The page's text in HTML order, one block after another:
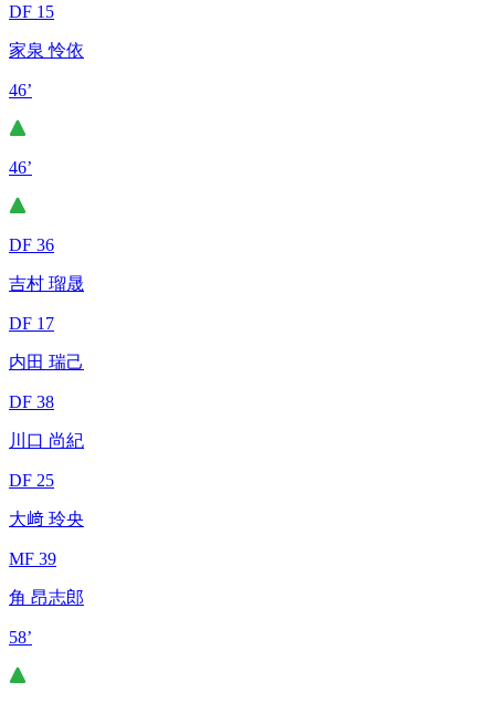
DF 15
家泉 怜依
46’
46’
DF 36
吉村 瑠晟
DF 17
内田 瑞己
DF 38
川口 尚紀
DF 25
大﨑 玲央
MF 39
角 昂志郎
58’